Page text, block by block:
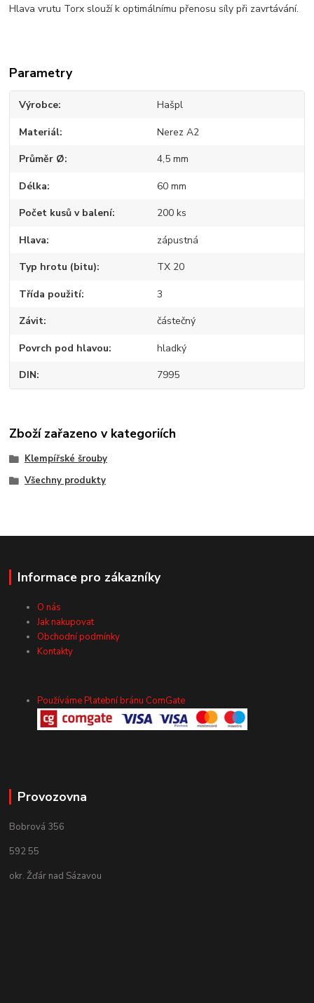
Hlava vrutu Torx slouží k optimálnímu přenosu síly při zavrtávání.
Parametry
Výrobce Hašpl
Materiál Nerez A2
Průměr Ø 4,5 mm
Délka 60 mm
Počet kusů v balení 200 ks
Hlava zápustná
Typ hrotu (bitu) TX 20
Třída použití 3
Závit částečný
Povrch pod hlavou hladký
DIN 7995
Zboží zařazeno v kategoriích
Klempířské šrouby
Všechny produkty
Informace pro zákazníky
O nás
Jak nakupovat
Obchodní podmínky
Kontakty
Používáme Platební bránu ComGate
Provozovna
Bobrová 356
592 55
okr. Žďár nad Sázavou